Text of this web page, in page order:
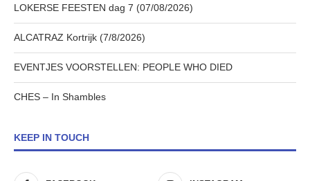
LOKERSE FEESTEN dag 7 (07/08/2026)
ALCATRAZ Kortrijk (7/8/2026)
EVENTJES VOORSTELLEN: PEOPLE WHO DIED
CHES – In Shambles
KEEP IN TOUCH